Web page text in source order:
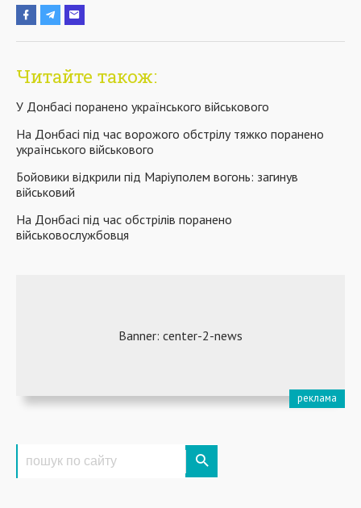
Читайте також:
У Донбасі поранено українського військового
На Донбасі під час ворожого обстрілу тяжко поранено
українського військового
Бойовики відкрили під Маріуполем вогонь: загинув
військовий
На Донбасі під час обстрілів поранено
військовослужбовця